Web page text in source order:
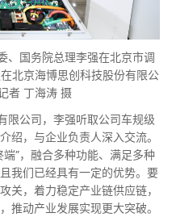
、国务院总理李强在北京市调
北京海博思创科技股份有限公
者 丁海涛 摄
公司，李强听取公司车规级
绍，与企业负责人深入交流。
”，融合多种功能、满足多种
我们已经具有一定的优势。要
关，着力稳定产业链供应链，
推动产业发展实现更大突破。